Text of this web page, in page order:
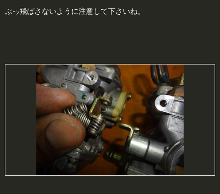
ぶっ飛ばさないように注意して下さいね。